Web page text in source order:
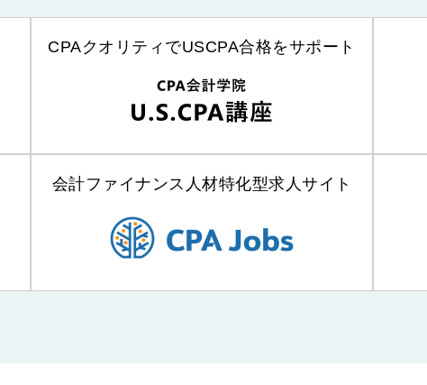
CPAクオリティでUSCPA合格をサポート
会計ファイナンス人材特化型求人サイト